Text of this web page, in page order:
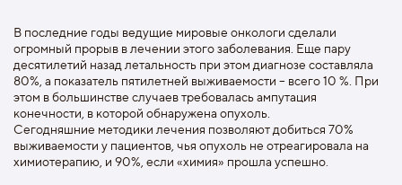
В последние годы ведущие мировые онкологи сделали
огромный прорыв в лечении этого заболевания. Еще пару
десятилетий назад летальность при этом диагнозе составляла
80%, а показатель пятилетней выживаемости – всего 10 %. При
этом в большинстве случаев требовалась ампутация
конечности, в которой обнаружена опухоль.
Сегодняшние методики лечения позволяют добиться 70%
выживаемости у пациентов, чья опухоль не отреагировала на
химиотерапию, и 90%, если «химия» прошла успешно.